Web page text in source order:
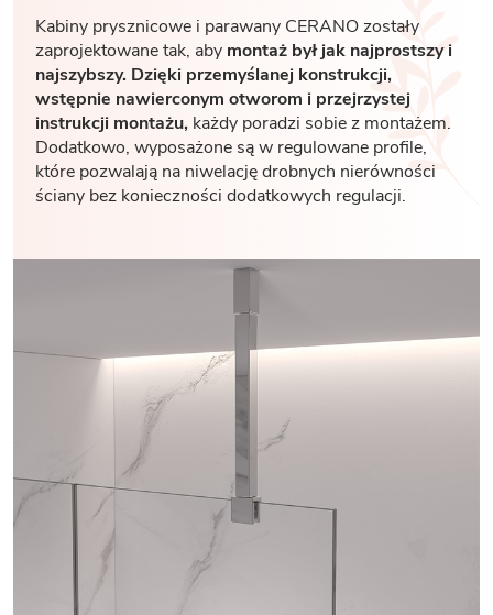
Kabiny prysznicowe i parawany CERANO zostały
zaprojektowane tak, aby montaż był jak najprostszy i
najszybszy. Dzięki przemyślanej konstrukcji,
wstępnie nawierconym otworom i przejrzystej
instrukcji montażu, każdy poradzi sobie z montażem.
Dodatkowo, wyposażone są w regulowane profile,
które pozwalają na niwelację drobnych nierówności
ściany bez konieczności dodatkowych regulacji.